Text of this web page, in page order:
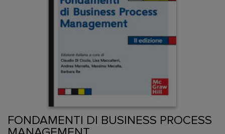
galleria
di
Content Area
FONDAMENTI DI BUSINESS PROCESS